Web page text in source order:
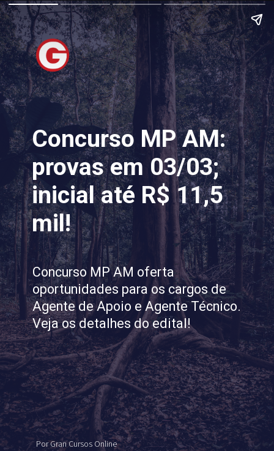
Concurso MP AM:
provas em 03/03;
inicial até R$ 11,5
mil!
Concurso MP AM oferta
oportunidades para os cargos de
Agente de Apoio e Agente Técnico.
Veja os detalhes do edital!
Por Gran Cursos Online